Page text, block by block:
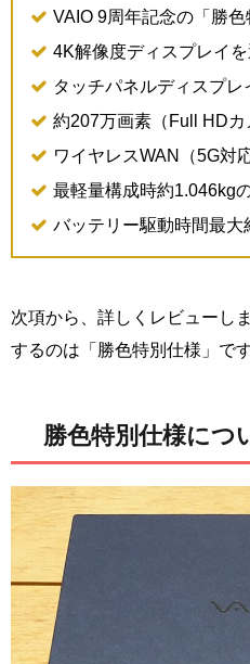
VAIO 9周年記念の「勝色
4K解像度ディスプレイ
タッチパネルディスプレ
約207万画素（Full HD
ワイヤレスWAN（5G対
最軽量構成時約1.046kg
バッテリー駆動時間最
次項から、詳しくレビューし
するのは「勝色特別仕様」です
勝色特別仕様につ